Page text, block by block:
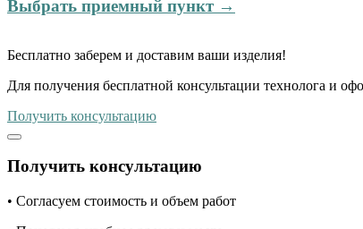
Выбрать приемный пункт →
Бесплатно заберем и доставим ваши изделия!
Для получения бесплатной консультации технолога и
Получить консультацию
Получить консультацию
• Согласуем стоимость и объем работ